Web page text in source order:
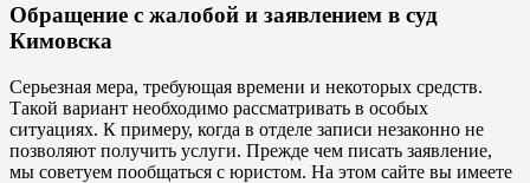
Обращение с жалобой и заявлением в суд
Кимовска
Серьезная мера, требующая времени и некоторых средств.
Такой вариант необходимо рассматривать в особых
ситуациях. К примеру, когда в отделе записи незаконно не
позволяют получить услуги. Прежде чем писать заявление,
мы советуем пообщаться с юристом. На этом сайте вы имеете